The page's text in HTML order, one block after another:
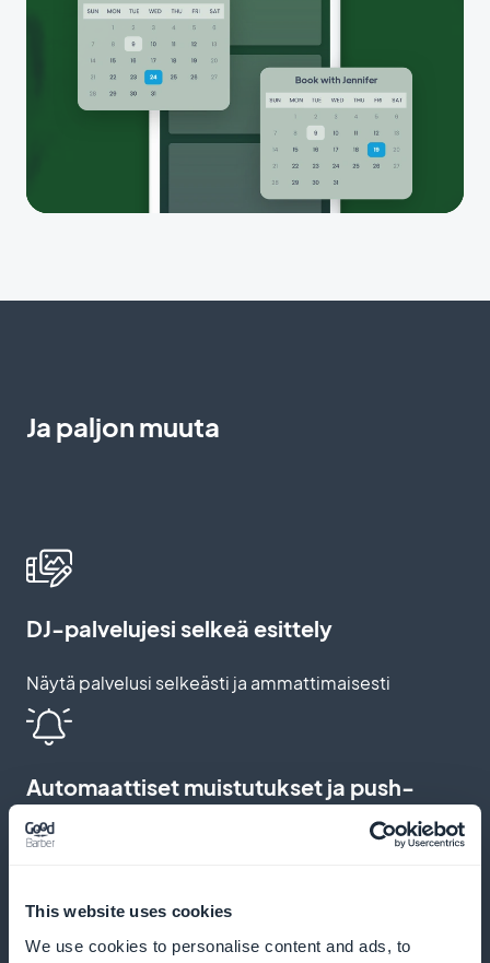
This website uses cookies
We use cookies to personalise content and ads, to
Ja paljon muuta
DJ-palvelujesi selkeä esittely
Näytä palvelusi selkeästi ja ammattimaisesti
Automaattiset muistutukset ja push-
ilmoitukset
tulematta jättämisiä ja kannustat säännöllisiin
varauksiin